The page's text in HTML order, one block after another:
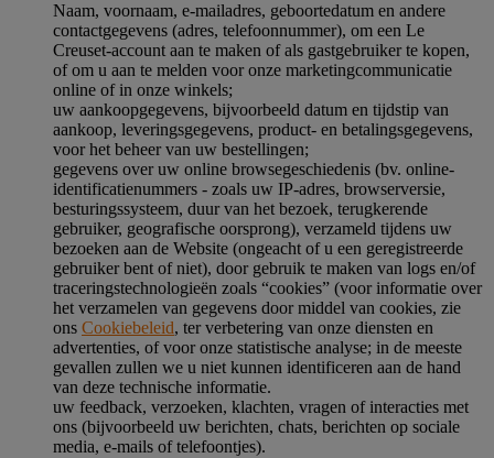
Naam, voornaam, e-mailadres, geboortedatum en andere
contactgegevens (adres, telefoonnummer), om een Le
Creuset-account aan te maken of als gastgebruiker te kopen,
of om u aan te melden voor onze marketingcommunicatie
online of in onze winkels;
uw aankoopgegevens, bijvoorbeeld datum en tijdstip van
aankoop, leveringsgegevens, product- en betalingsgegevens,
voor het beheer van uw bestellingen;
gegevens over uw online browsegeschiedenis (bv. online-
identificatienummers - zoals uw IP-adres, browserversie,
besturingssysteem, duur van het bezoek, terugkerende
gebruiker, geografische oorsprong), verzameld tijdens uw
bezoeken aan de Website (ongeacht of u een geregistreerde
gebruiker bent of niet), door gebruik te maken van logs en/of
traceringstechnologieën zoals “cookies” (voor informatie over
het verzamelen van gegevens door middel van cookies, zie
ons Cookiebeleid, ter verbetering van onze diensten en
advertenties, of voor onze statistische analyse; in de meeste
gevallen zullen we u niet kunnen identificeren aan de hand
van deze technische informatie.
uw feedback, verzoeken, klachten, vragen of interacties met
ons (bijvoorbeeld uw berichten, chats, berichten op sociale
media, e-mails of telefoontjes).